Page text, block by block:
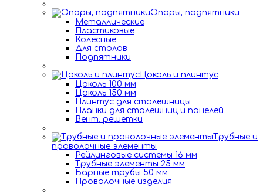
Опоры, подпятники
Металлические
Пластиковые
Колесные
Для столов
Подпятники
Цоколь и плинтус
Цоколь 100 мм
Цоколь 150 мм
Плинтус для столешницы
Планки для столешниц и панелей
Вент. решетки
Трубные и
проволочные элементы
Рейлинговые системы 16 мм
Трубные элементы 25 мм
Барные трубы 50 мм
Проволочные изделия